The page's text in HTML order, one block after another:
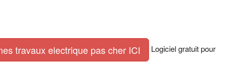
travaux electrique pas cher ICI
Logiciel gratuit pour